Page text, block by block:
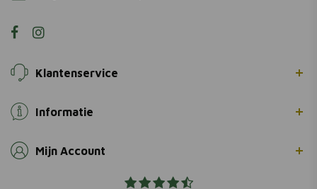
Klantenservice
Informatie
Mijn Account